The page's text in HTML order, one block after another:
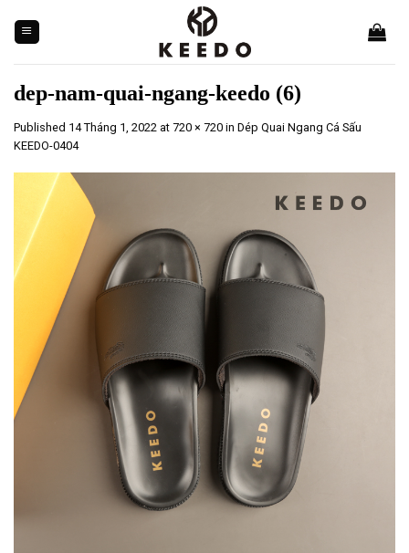
content
dep-nam-quai-ngang-keedo (6)
Published 14 Tháng 1, 2022 at 720 × 720 in Dép Quai Ngang Cá Sấu
KEEDO-0404